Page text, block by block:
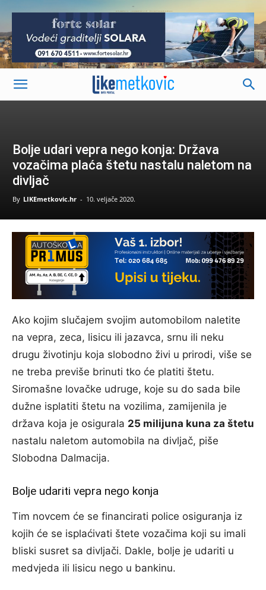
-
Bolje udari vepra nego konja: Država
vozačima plaća štetu nastalu naletom na
divljač
By LIKEmetkovic.hr - 10. veljače 2020.
Ako kojim slučajem svojim automobilom naletite
na vepra, zeca, lisicu ili jazavca, srnu ili neku
drugu životinju koja slobodno živi u prirodi, više se
ne treba previše brinuti tko će platiti štetu.
Siromašne lovačke udruge, koje su do sada bile
dužne isplatiti štetu na vozilima, zamijenila je
država koja je osigurala 25 milijuna kuna za štetu
nastalu naletom automobila na divljač, piše
Slobodna Dalmacija.
Bolje udariti vepra nego konja
Tim novcem će se financirati police osiguranja iz
kojih će se isplaćivati štete vozačima koji su imali
bliski susret sa divljači. Dakle, bolje je udariti u
medvjeda ili lisicu nego u bankinu.